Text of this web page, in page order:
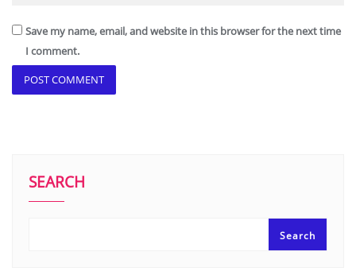
Save my name, email, and website in this browser for the next time
I comment.
SEARCH
Search